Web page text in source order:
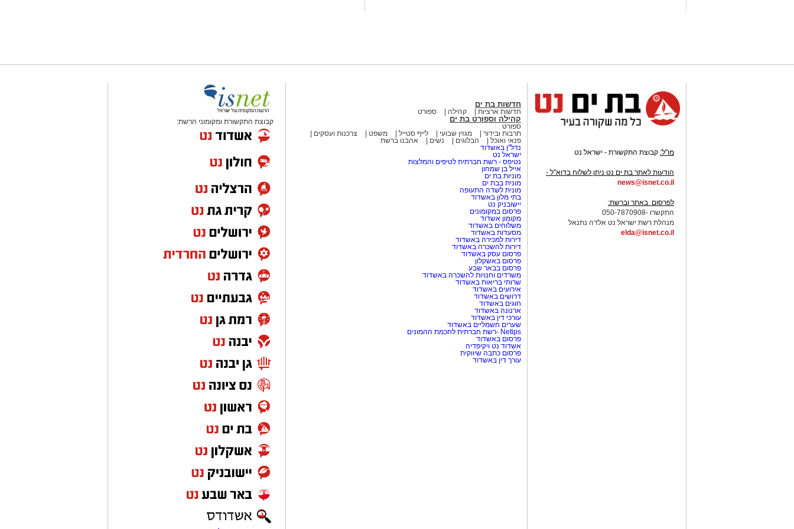
מו"ל: קבוצת התקשורת - ישראל נט
הודעות לאתר בת ים נט ניתן לשלוח בדוא"ל -
news@isnet.co.il
לפרסום באתר וברשת:
התקשרו -050-7870908
מנהלת רשת ישראל נט אלדה נתנאל
elda@isnet.co.il
חדשות בת ים
חדשות ארציות קהילה ספורט
קהילה וספורט בת ים
ספורט
תרבות ובידור
מגזין שבועי לייף סטייל משפט
צרכנות ועסקים
פנאי ואוכל
הבלוגים נשים
אהבנו ברשת
נדל"ן באשדוד
ישראל נט
נטיפס - רשת חברתית לטיפים והמלצות
אייל בן שמחון
מוניות בת ים
מונית בבת ים
מונית לשדה התעופה
בתי מלון באשדוד
יישובניק נט
פרסום במקומונים
מקומון אשדוד
משלוחים באשדוד
מסעדות באשדוד
דירות למכירה באשדוד
דירות להשכרה באשדוד
פרסום עסק באשדוד
פרסום באשקלון
פרסום בבאר שבע
משרדים וחנויות להשכרה באשדוד
שרותי בריאות באשדוד
אירועים באשדוד
דרושים באשדוד
חוגים באשדוד
ארנונה באשדוד
עורכי דין באשדוד
שערים חשמליים באשדוד
Netips -רשת חברתית לחכמת ההמונים
פרסום באשדוד
אשדוד נט ויקיפדיה
פרסום כתבה שיווקית
עורך דין באשדוד
קבוצת התקשורת ומקומוני הרשת: